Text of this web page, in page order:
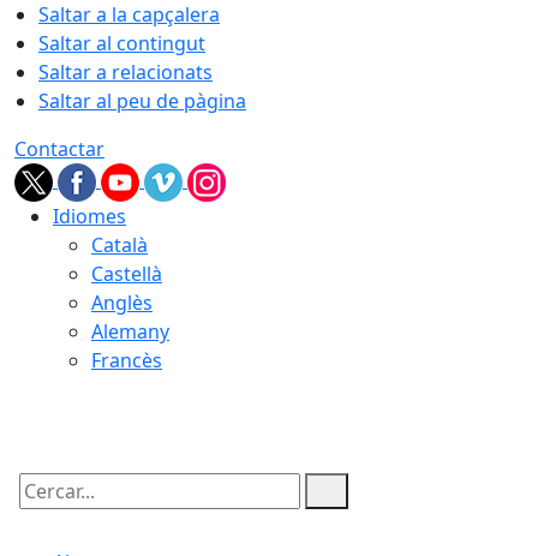
Saltar a la capçalera
Saltar al contingut
Saltar a relacionats
Saltar al peu de pàgina
Contactar
Idiomes
Català
Castellà
Anglès
Alemany
Francès
Cercar: